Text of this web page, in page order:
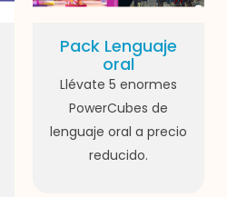
Pack Lenguaje
oral
Llévate 5 enormes
PowerCubes de
lenguaje oral a precio
reducido.